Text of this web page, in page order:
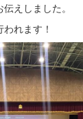
えしました。
れます！